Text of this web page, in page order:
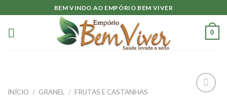
to
content
BEM VINDO AO EMPÓRIO BEM VIVER
0
INÍCIO / GRANEL / FRUTAS E CASTANHAS